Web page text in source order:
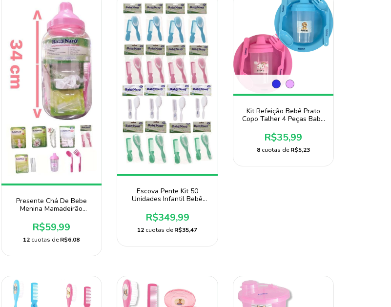
Presente Chá De Bebe
Menina Mamadeirão
R$59,99
12 cuotas deR$6,08
Escova Pente Kit 50
Unidades Infantil Bebê
R$349,99
12 cuotas deR$35,47
Kit Refeição Bebê Prato
Copo Talher 4 Peças Baby
R$35,99
8 cuotas deR$5,23